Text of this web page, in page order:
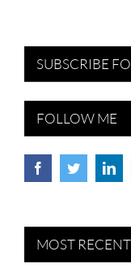
SUBSCRIBE
FOLLOW ME
MOST RECENT